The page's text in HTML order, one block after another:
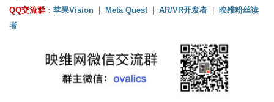
QQ交流群 ： 苹果Vision Meta Quest AR/VR开发者
映维粉丝读
者